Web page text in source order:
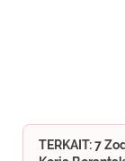
TERKAIT: 7